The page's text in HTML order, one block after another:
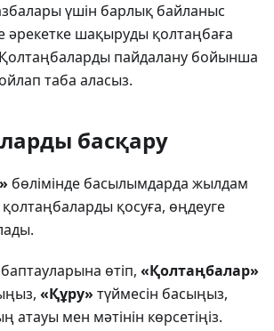
үшін барлық байланыс
әрекетке шақыруды қолтаңбаға
пайдалану бойынша
таба аласыз.
басқару
бөлімінде басылымдарда жылдам
қосуға, өңдеуге
өтіп, «Қолтаңбалар»
«Құру» түймесін басыңыз,
атауы мен мәтінін көрсетіңіз.